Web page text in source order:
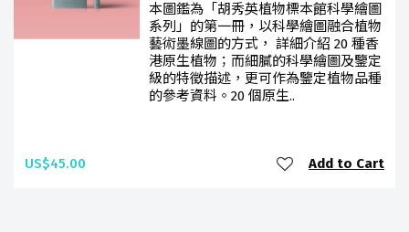
本圖鑑為「胡秀英植物標本館科學繪圖
系列」的第一冊，以科學繪圖融合植物
藝術墨線圖的方式， 詳細介紹 20 種香
港原生植物；而細膩的科學繪圖及鑒定
級的特徵描述，更可作為鑒定植物品種
的參考資料。20 個原生..
US$45.00 Add to Cart